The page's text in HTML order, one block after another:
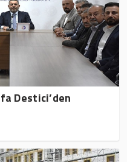
Destici’den